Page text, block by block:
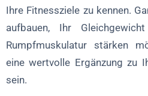
Tabelle: Vergleich der Kniebeugen-
Ihre Fitnessziele zu kennen.
aufbauen, Ihr
Rumpfmuskulatur stärken
eine wertvolle Ergänzung zu
sein.